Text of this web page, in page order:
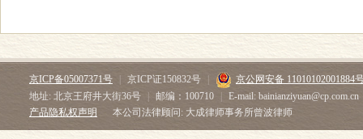
京ICP备05007371号 京ICP证150832号
京公网安备 11010102001884
地址: 北京王府井大街36号
邮编：100710
E-mail: bainianziyuan@cp.com.cn
产品隐私权声明
本公司法律顾问: 大成律师事务所曾波律师